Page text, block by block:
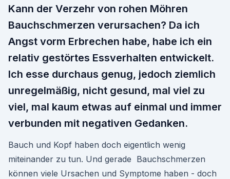
Kann der Verzehr von rohen Möhren
Bauchschmerzen verursachen? Da ich
Angst vorm Erbrechen habe, habe ich ein
relativ gestörtes Essverhalten entwickelt.
Ich esse durchaus genug, jedoch ziemlich
unregelmäßig, nicht gesund, mal viel zu
viel, mal kaum etwas auf einmal und immer
verbunden mit negativen Gedanken.
Bauch und Kopf haben doch eigentlich wenig
miteinander zu tun. Und gerade Bauchschmerzen
können viele Ursachen und Symptome haben - doch